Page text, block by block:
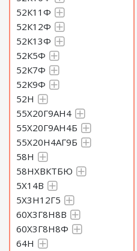
52К11Ф
52К12Ф
52К13Ф
52К5Ф
52К7Ф
52К9Ф
52Н
55Х20Г9АН4
55Х20Г9АН4Б
55Х20Н4АГ9Б
58Н
58НХВКТБЮ
5Х14В
5Х3Н12Г5
60Х3Г8Н8В
60Х3Г8Н8Ф
64Н